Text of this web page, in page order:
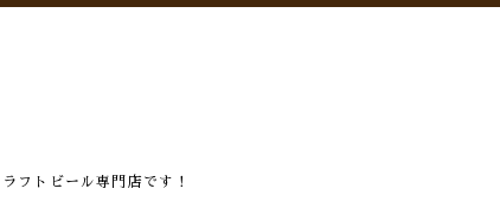
フトビール専門店です！